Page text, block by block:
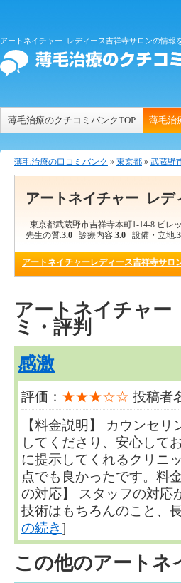
アートネイチャー レディース吉祥寺サロンの情報
薄毛治療のクチコミバンクTOP 薄毛治
薄毛治療の口コミバンク » 東京都 » 武蔵野
アートネイチャー レデ
東京都武蔵野市吉祥寺本町1-14-8 ビレ
先生の質:3.0 診療内容:3.0 設備・立地:
アートネイチャーレディース吉祥寺サロ
アートネイチャ
ミ・評判
感激
評価： ★★★☆☆ 投稿者
【料金説明】 カウンセ
してくださり、安心して
に提示してくれるクリニ
点でも良かったです。料
の対応】 スタッフの対応
技術はもちろんのこと、
の続き]
この他のアートネ